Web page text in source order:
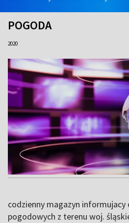
POGODA
2020
codzienny magazyn informujacy
pogodowych z terenu woj.